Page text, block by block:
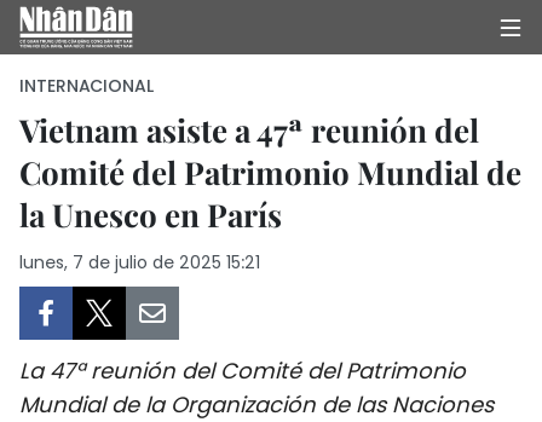
INICIO
POLÍTICA
SALUD - MEDIO AMBIENTE
INTERNACIONAL
Vietnam asiste a 47ª reunión del
Comité del Patrimonio Mundial de
la Unesco en París
lunes, 7 de julio de 2025 15:21
La 47ª reunión del Comité del Patrimonio
Mundial de la Organización de las Naciones